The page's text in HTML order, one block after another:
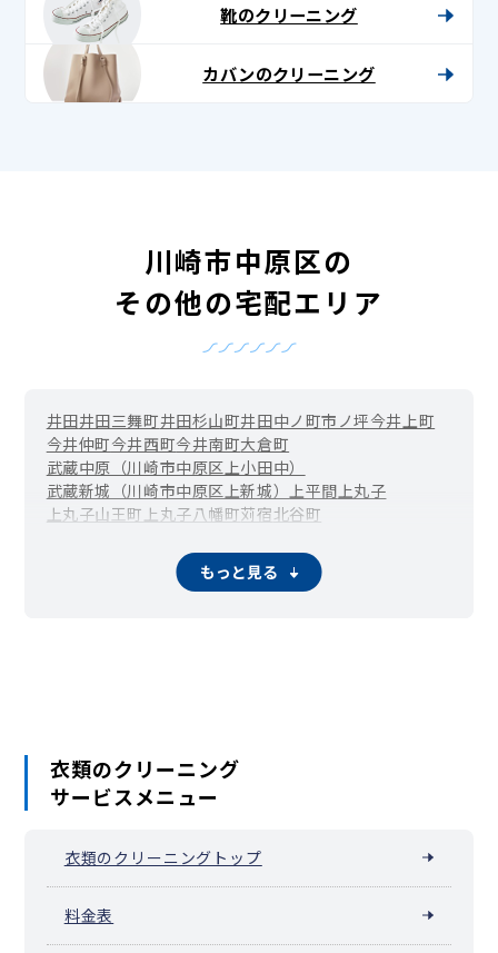
靴のクリーニング
カバンのクリーニング
川崎市中原区の
その他の宅配エリア
井田井田三舞町井田杉山町井田中ノ町市ノ坪今井上町
今井仲町今井西町今井南町大倉町
武蔵中原（川崎市中原区上小田中）
武蔵新城（川崎市中原区上新城）
上平間 上丸子
上丸子山王町 上丸子八幡町苅宿北谷町
木月大町小杉小杉御殿町小杉陣屋町
武蔵小杉（川崎市中原区小杉町） 下小田中
もっと見る
衣類のクリーニング
サービスメニュー
衣類のクリーニングトップ
料金表